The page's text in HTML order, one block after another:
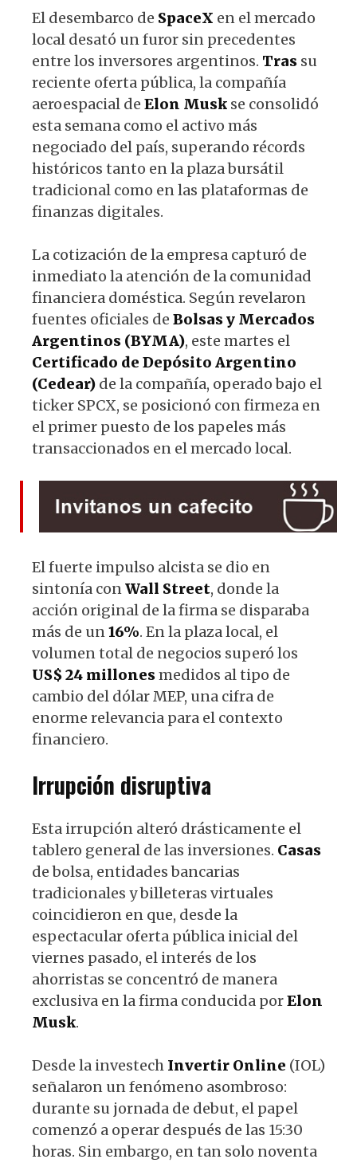
El desembarco de SpaceX en el mercado
local desató un furor sin precedentes
entre los inversores argentinos. Tras su
reciente oferta pública, la compañía
aeroespacial de Elon Musk se consolidó
esta semana como el activo más
negociado del país, superando récords
históricos tanto en la plaza bursátil
tradicional como en las plataformas de
finanzas digitales.
La cotización de la empresa capturó de
inmediato la atención de la comunidad
financiera doméstica. Según revelaron
fuentes oficiales de Bolsas y Mercados
Argentinos (BYMA), este martes el
Certificado de Depósito Argentino
(Cedear) de la compañía, operado bajo el
ticker SPCX, se posicionó con firmeza en
el primer puesto de los papeles más
transaccionados en el mercado local.
El fuerte impulso alcista se dio en
sintonía conWall Street, donde la
acción original de la firma se disparaba
más de un16%. En la plaza local, el
volumen total de negocios superó los
US$ 24 millonesmedidos al tipo de
cambio del dólar MEP, una cifra de
enorme relevancia para el contexto
financiero.
Irrupción disruptiva
Esta irrupción alteró drásticamente el
tablero general de las inversiones. Casas
de bolsa, entidades bancarias
tradicionales y billeteras virtuales
coincidieron en que, desde la
espectacular oferta pública inicial del
viernes pasado, el interés de los
ahorristas se concentró de manera
exclusiva en la firma conducida porElon
Musk.
Desde la investech Invertir Online (IOL)
señalaron un fenómeno asombroso:
durante su jornada de debut, el papel
comenzó a operar después de las 15:30
horas. Sin embargo, en tan solo noventa